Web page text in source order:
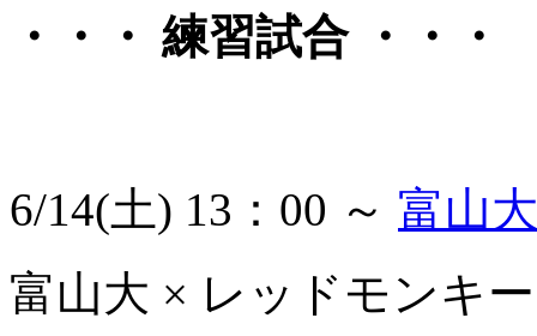
・・・ 練習試合 ・・・
6/14(土) 13：00 ～ 富山
富山大 × レッドモンキ